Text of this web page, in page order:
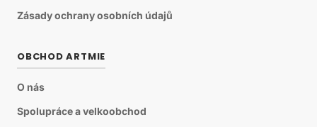
Zásady ochrany osobních údajů
OBCHOD ARTMIE
O nás
Spolupráce a velkoobchod